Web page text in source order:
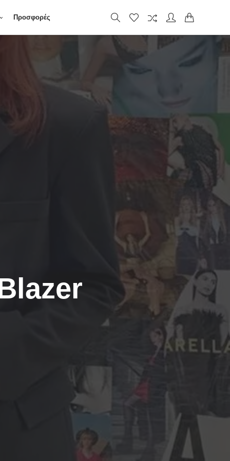
Προσφορές